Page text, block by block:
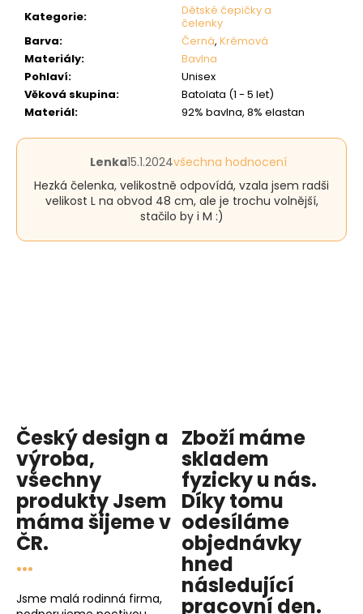
Kategorie:
Dětské čepičky a
čelenky
Barva: Černá, Krémová
Materiály:
Bavlna
Pohlaví:
Unisex
Věková skupina:
Batolata (1 - 5 let)
Materiál: 92% bavlna, 8% elastan
Hodnocení
je
5
5
Lenka15.1.2024všechna hodnocení
Hezká čelenka, velikostně odpovídá, vzala jsem radši
velikost L na obvod 48 cm, ale je trochu volnější,
stačilo by i M :)
Český design a
výroba,
všechny
produktyJsem
mámašijeme v
ČR.
...
Jsme malá rodinná firma,
Zboží máme
skladem
fyzicky u nás.
Díky tomu
odesíláme
objednávky
hned
následující
pracovní den.